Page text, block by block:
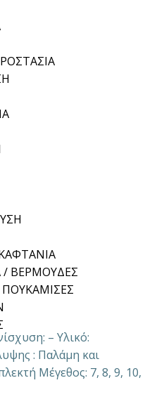
/ ΒΕΡΜΟΥΔΕΣ
– Υλικό:
: Παλάμη και
Μέγεθος: 7, 8, 9, 10,